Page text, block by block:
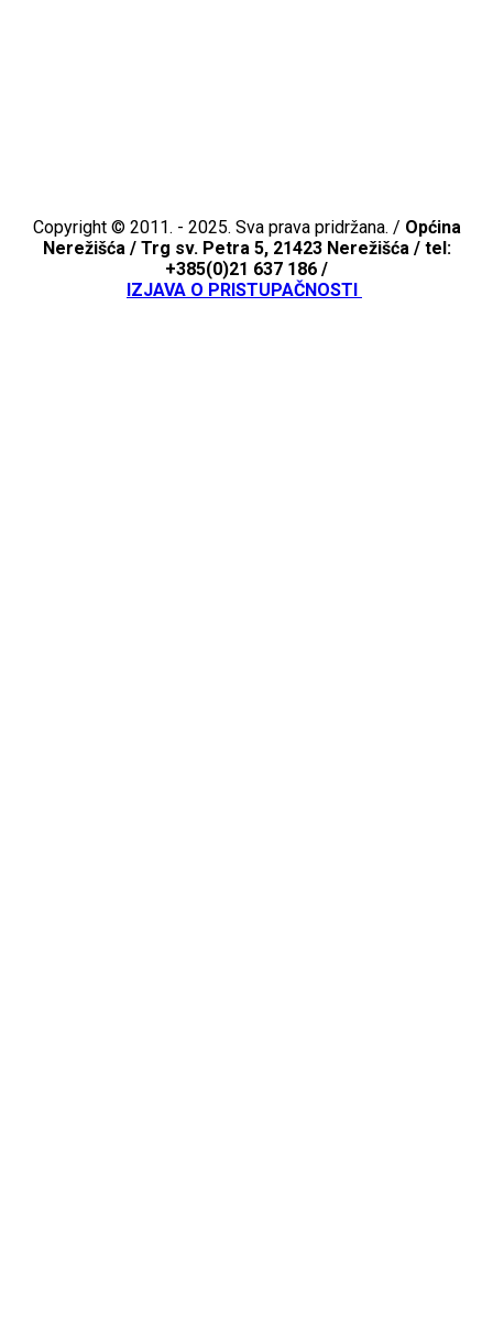
Copyright © 2011. - 2025. Sva prava pridržana. / Općina
Nerežišća /Trg sv. Petra 5, 21423 Nerežišća / tel:
+385(0)21 637 186 /
IZJAVA O PRISTUPAČNOSTI